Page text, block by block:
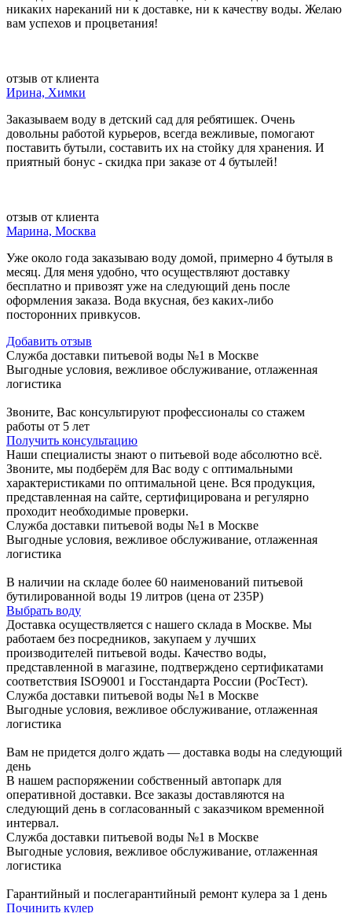
никаких нареканий ни к доставке, ни к качеству воды. Желаю
вам успехов и процветания!
отзыв от клиента
Ирина, Химки
Заказываем воду в детский сад для ребятишек. Очень
довольны работой курьеров, всегда вежливые, помогают
поставить бутыли, составить их на стойку для хранения. И
приятный бонус - скидка при заказе от 4 бутылей!
отзыв от клиента
Марина, Москва
Уже около года заказываю воду домой, примерно 4 бутыля в
месяц. Для меня удобно, что осуществляют доставку
бесплатно и привозят уже на следующий день после
оформления заказа. Вода вкусная, без каких-либо
посторонних привкусов.
Добавить отзыв
Служба доставки питьевой воды №1 в Москве
Выгодные условия, вежливое обслуживание, отлаженная
логистика
Звоните, Вас консультируют профессионалы со стажем
работы от 5 лет
Получить консультацию
Наши специалисты знают о питьевой воде абсолютно всё.
Звоните, мы подберём для Вас воду с оптимальными
характеристиками по оптимальной цене. Вся продукция,
представленная на сайте, сертифицирована и регулярно
проходит необходимые проверки.
Служба доставки питьевой воды №1 в Москве
Выгодные условия, вежливое обслуживание, отлаженная
логистика
В наличии на складе более 60 наименований питьевой
бутилированной воды 19 литров (цена от 235Р)
Выбрать воду
Доставка осуществляется с нашего склада в Москве. Мы
работаем без посредников, закупаем у лучших
производителей питьевой воды. Качество воды,
представленной в магазине, подтверждено сертификатами
соответствия ISO9001 и Госстандарта России (РосТест).
Служба доставки питьевой воды №1 в Москве
Выгодные условия, вежливое обслуживание, отлаженная
логистика
Вам не придется долго ждать — доставка воды на следующий
день
В нашем распоряжении собственный автопарк для
оперативной доставки. Все заказы доставляются на
следующий день в согласованный с заказчиком временной
интервал.
Служба доставки питьевой воды №1 в Москве
Выгодные условия, вежливое обслуживание, отлаженная
логистика
Гарантийный и послегарантийный ремонт кулера за 1 день
Починить кулер